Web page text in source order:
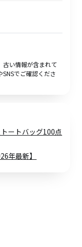
い情報が含まれて
でご確認くださ
ートバッグ100点
年最新】